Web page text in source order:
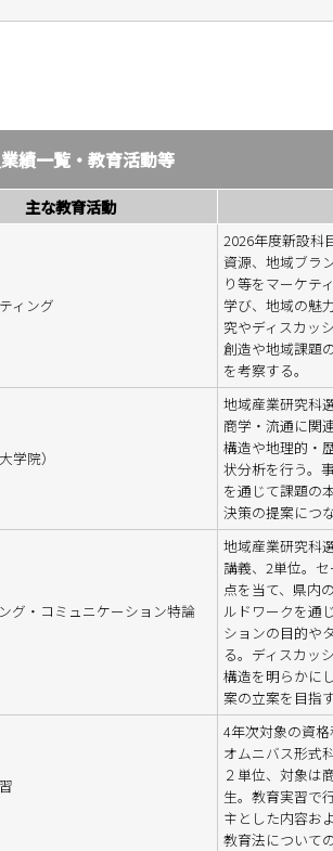
績一覧・教育活動等
主な教育活動
ィング
2026年度新設科
資源、地域ブラ
り等をマーケテ
学び、地域の魅
究やディスカッ
創造や地域課題
を考察する。
学院）
地域産業研究科
商学・流通に関
構造や地理的・
状分析を行う。
を通じて課題の
決策の提案につ
グ・コミュニケーション特論
地域産業研究科
講義、2単位。
点を当て、県内
ルドワークを通
ションの目的や
る。ディスカッ
構造を明らかに
案の立案を目指す
4年次対象の資
オムニバス形式
２単位、対象は
生。教育実習で
主とした内容お
教育法について